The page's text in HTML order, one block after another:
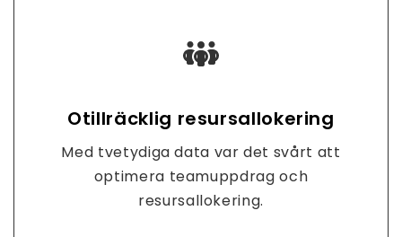
Otillräcklig resursallokering
Med tvetydiga data var det svårt att
optimera teamuppdrag och
resursallokering.